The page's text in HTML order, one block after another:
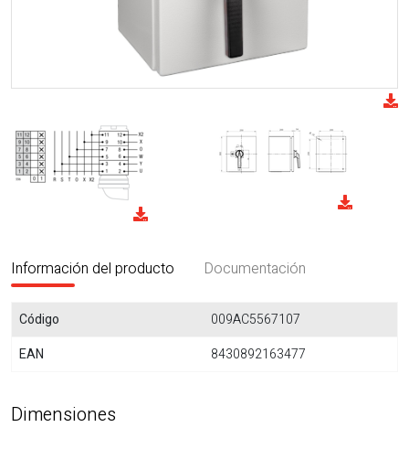
Información del producto Documentación
Código
009AC5567107
EAN
8430892163477
Dimensiones